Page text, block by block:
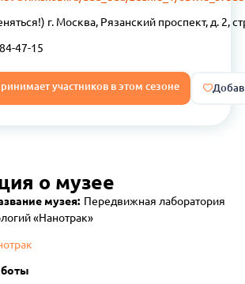
г. Москва, Рязанский проспект, д. 2,
47-15
участников в этом сезоне
о музее
музея: Передвижная лаборатория
«Нанотрак»